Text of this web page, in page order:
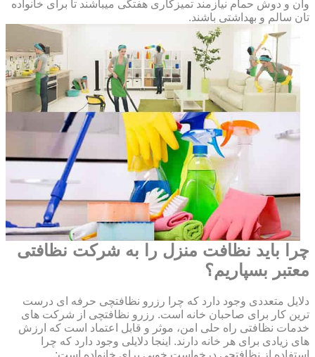
وان و دوش حمام نیازمند تمیزکاری هفتگی میباشند تا برای خانواده
تان سالم و بهداشتی باشند.
چرا باید نظافت منزل را به شرکت نظافتی
معتبر بسپاریم؟
دلایل متعددی وجود دارد که چرا رزرو نظافتچی حرفه ای درست
ترین کار برای صاحبان خانه است. رزرو نظافتچی از شرکت های
خدمات نظافتی راه حلی امن، موثر و قابل اعتماد است که ارزش
های زیادی برای هر خانه دارند. اینجا دلایلی وجود دارد که چرا
استفاده از نظافتچی درخواست خوبی برای خانواده است: